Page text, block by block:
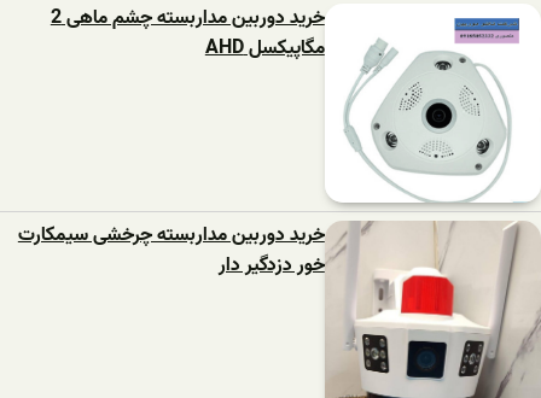
خرید دوربین مداربسته چشم ماهی 2
مگاپیکسل AHD
خرید دوربین مداربسته چرخشی سیمکارت
خور دزدگیر دار